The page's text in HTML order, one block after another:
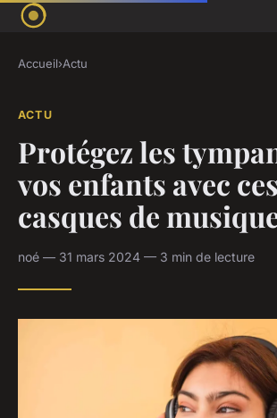
Accueil›Actu
ACTU
Protégez les
vos enfants avec ces
casques de
noé — 31 mars 2024 — 3 min de lecture